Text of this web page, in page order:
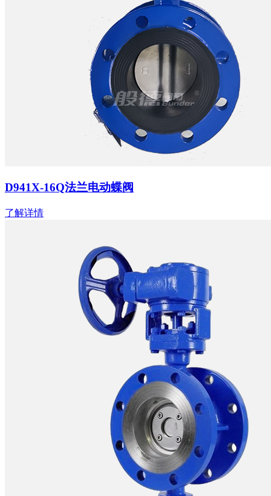
D941X-16Q法兰电动蝶阀
了解详情